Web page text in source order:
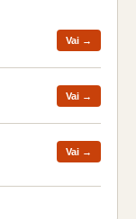
Vai →
Vai →
Vai →